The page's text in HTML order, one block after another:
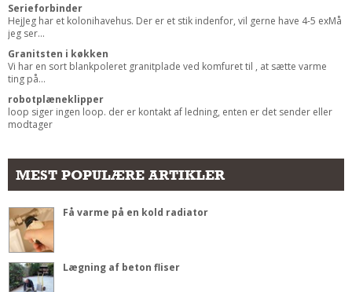
Serieforbinder
HejJeg har et kolonihavehus. Der er et stik indenfor, vil gerne have 4-5 exMå
jeg ser...
Granitsten i køkken
Vi har en sort blankpoleret granitplade ved komfuret til , at sætte varme
ting på...
robotplæneklipper
loop siger ingen loop. der er kontakt af ledning, enten er det sender eller
modtager
MEST POPULÆRE ARTIKLER
Få varme på en kold radiator
Lægning af beton fliser